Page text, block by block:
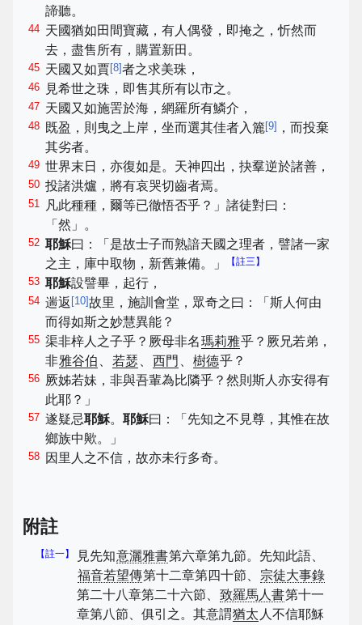
諦聽。
44 天國猶如田間寶藏，有人偶發，即掩之，忻然而
去，盡售所有，購置新田。
45 天國又如賈 [8]者之求美珠，
46 見希世之珠，即售其所有以市之。
47 天國又如施罟於海，網羅所有鱗介，
48 既盈，則曳之上岸，坐而選其佳者入簏[9] ，而投棄
其劣者。
49 世界末日，亦復如是。天神四出，抉羣逆於諸善，
50 投諸洪爐，將有哀哭切齒者焉。
51 凡此種種，爾等已徹悟否乎？」諸徒對曰：
「然」。
52 耶穌曰：「是故士子而熟諳天國之理者，譬諸一家
之主，庫中取物，新舊兼備。」
【註三】
53 耶穌設譬畢，起行，
54 遄返 [10]故里，施訓會堂，眾奇之曰：「斯人何由
而得如斯之妙慧異能？
55 渠非梓人之子乎？厥母非名瑪莉雅乎？厥兄若弟，
非雅谷伯 、 若瑟 、 西門 、 樹德乎？
56 厥姊若妹，非與吾輩為比隣乎？然則斯人亦安得有
此耶？」
57 遂疑忌耶穌。耶穌曰：「先知之不見尊，其惟在故
鄉族中歟。」
58 因里人之不信，故亦未行多奇。
附註
【註一】 見先知意灑雅書第六章第九節。先知此語、
福音若望傳第十二章第四十節、 宗徒大事錄
第二十八章第二十六節、 致羅馬人書第十一
章第八節、俱引之。其意謂猶太 人不信耶穌